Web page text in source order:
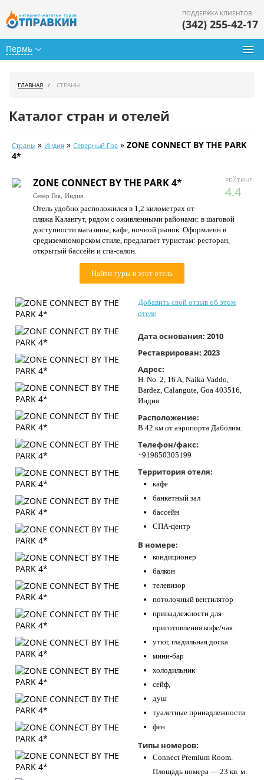
Пермь
ПОДДЕРЖКА КЛИЕНТОВ
(342) 255-42-17
Календарь туров
Цены дня
Страны
Как купить
О нас
ГЛАВНАЯ СТРАНЫ
Каталог стран и отелей
Страны » Индия » Северный Гоа » ZONE CONNECT BY THE PARK
4*
РЕЙТИНГ
4.4
ZONE CONNECT BY THE PARK 4*
Север Гоа, Индия
Отель удобно расположился в 1,2 километрах от
пляжа Калангут, рядом с оживленными районами: в шаговой
доступности магазины, кафе, ночной рынок. Оформленн в
средиземноморском стиле, предлагает туристам: ресторан,
открытый бассейн и спа-салон.
Найти туры в этот отель
Добавить свой отзыв об этом
отеле
Дата основания: 2010
Реставрирован: 2023
Адрес:
H. No. 2, 16 A, Naika Vaddo,
Bardez, Calangute, Goa 403516,
Индия
Расположение:
В 42 км от аэропорта Даболим.
Телефон/факс:
+919850305199
Территория отеля:
кафе
банкетный зал
бассейн
СПА-центр
В номере:
кондиционер
балкон
телевизор
потолочный вентилятор
принадлежности для
приготовления кофе/чая
утюг, гладильная доска
мини-бар
холодильник
сейф,
душ
туалетные принадлежности
фен
Типы номеров:
Connect Premium Room.
Площадь номера — 23 кв. м.